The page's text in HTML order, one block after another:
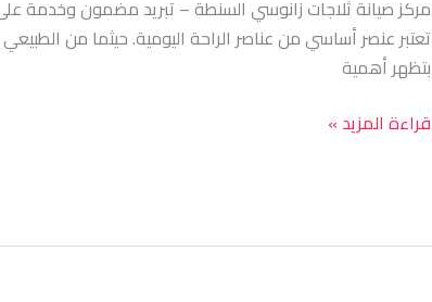
مركز صيانة ثلاجات زانوسي السنطة – تبريد مضمون وخدمة
تعتبر عنصر أساسي من عناصر الراحة اليومية. حيثما من
بتظهر أهمية
قراءة المزيد »